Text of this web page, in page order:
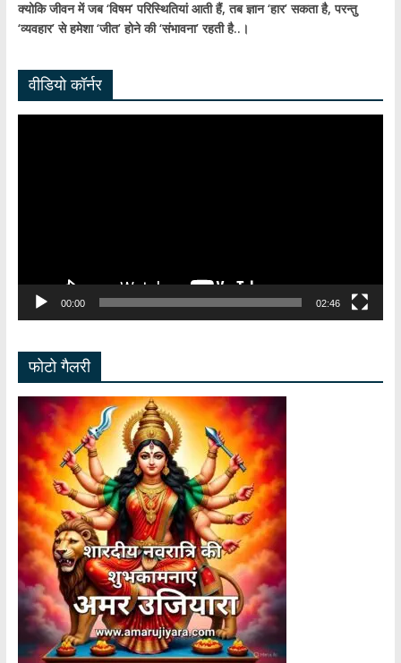
क्योकि जीवन में जब ‘विषम’ परिस्थितियां आती हैं,तब ज्ञान ‘हार’ सकता है,परन्तु
‘व्यवहार’ से हमेशा ‘जीत’ होने की ‘संभावना’ रहती है..।
वीडियो कॉर्नर
00:00 02:46
फोटो गैलरी